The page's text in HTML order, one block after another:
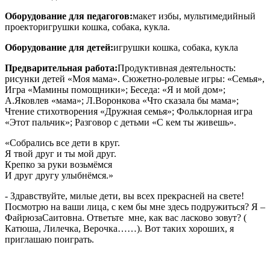
Оборудование для педагогов:макет избы, мультимедийный
проекторигрушки кошка, собака, кукла.
Оборудование для детей:игрушки кошка, собака, кукла
Предварительная работа:Продуктивная деятельность:
рисунки детей «Моя мама». Сюжетно-ролевые игры: «Семья»,
Игра «Мамины помощники»; Беседа: «Я и мой дом»;
А.Яковлев «мама»; Л.Воронкова «Что сказала бы мама»;
Чтение стихотворения «Дружная семья»; Фольклорная игра
«Этот пальчик»; Разговор с детьми «С кем ты живешь».
«Собрались все дети в круг.
Я твой друг и ты мой друг.
Крепко за руки возьмёмся
И друг другу улыбнёмся.»
- Здравствуйте, милые дети, вы всех прекрасней на свете!
Посмотрю на ваши лица, с кем бы мне здесь подружиться? Я –
ФайрюзаСаитовна. Ответьте мне, как вас ласково зовут? (
Катюша, Лилечка, Верочка……). Вот таких хороших, я
приглашаю поиграть.